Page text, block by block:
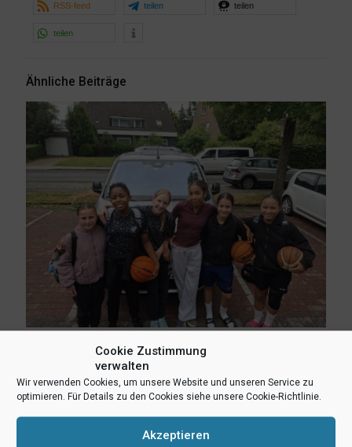
Cookie Zustimmung
verwalten
Wir verwenden Cookies, um unsere Website und unseren Service zu
optimieren. Für Details zu den Cookies siehe unsere Cookie-Richtlinie.
Akzeptieren
RSS-feed teilen teilen
teilen
Ähnliche Beiträge
Regionalstützpunkttraining in Bielefeld – Mädchen und Jungen
der Jahrgänge 2014/2015